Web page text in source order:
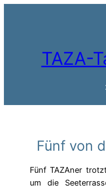
TAZA-
Fünf von
Fünf TAZAner
um die